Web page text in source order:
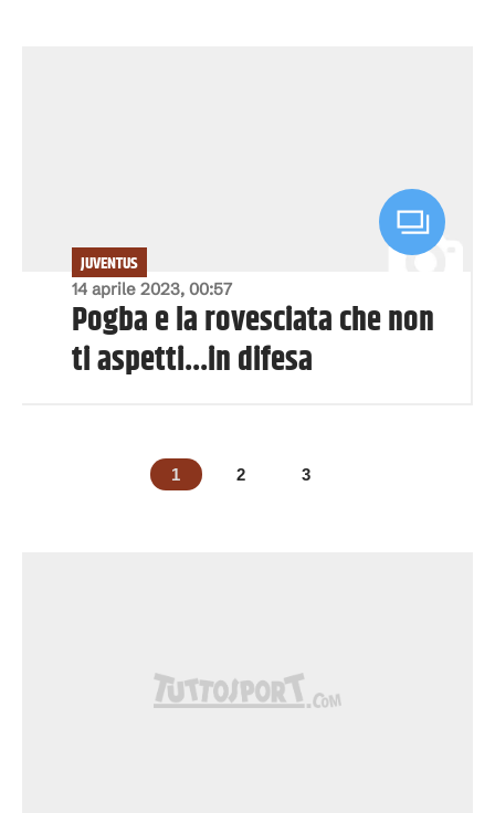
14 aprile 2023, 00:57
JUVENTUS
Pogba e la rovesciata che non
ti aspetti...in difesa
1 2 3